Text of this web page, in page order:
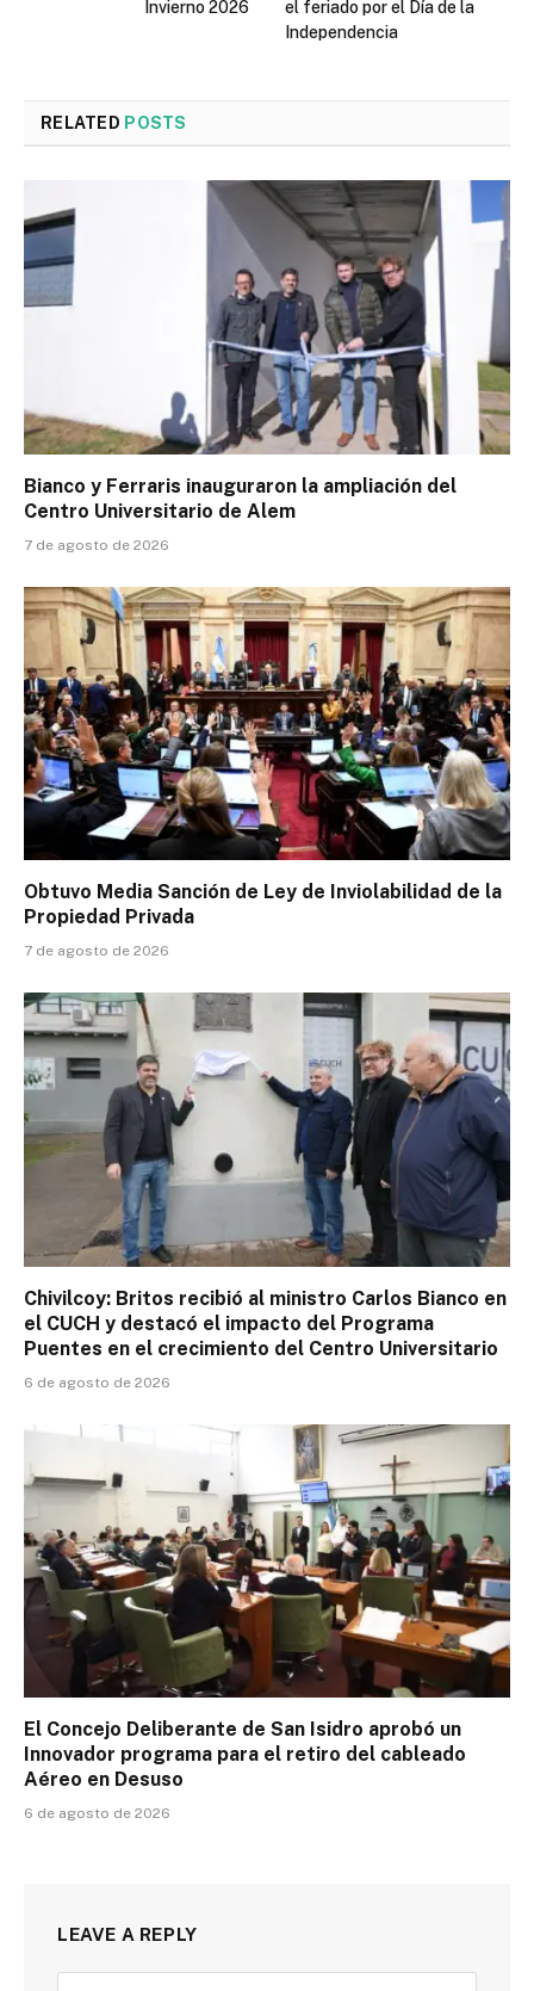
Invierno 2026
el feriado por el Día de la
Independencia
RELATED POSTS
Bianco y Ferraris inauguraron la ampliación del
Centro Universitario de Alem
7 de agosto de 2026
Obtuvo Media Sanción de Ley de Inviolabilidad de la
Propiedad Privada
7 de agosto de 2026
Chivilcoy: Britos recibió al ministro Carlos Bianco en
el CUCH y destacó el impacto del Programa
Puentes en el crecimiento del Centro Universitario
6 de agosto de 2026
El Concejo Deliberante de San Isidro aprobó un
Innovador programa para el retiro del cableado
Aéreo en Desuso
6 de agosto de 2026
LEAVE A REPLY